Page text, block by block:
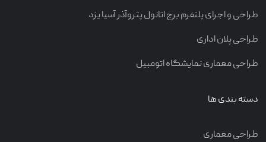
طراحی و اجرای پلتفرم برج اتانول پتروآذر آسیا یزد
طراحی پلان اداری
طراحی معماری نمایشگاه اتومبیل
دسته بندی ها
طراحی معماری